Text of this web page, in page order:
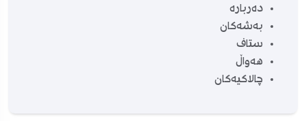
دەربارە
بەشەکان
ستاف
هەواڵ
چالاکیەکان